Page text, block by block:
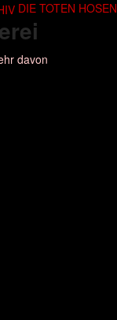
DIE TOTEN HOSEN
davon